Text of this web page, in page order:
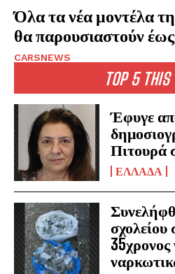
Όλα τα νέα μοντέλα
θα παρουσιαστούν έως
CARSNEWS
TOP 5
Έφυγε
Πιτουρά
ΕΛΛΑΔΑ
35χρονος